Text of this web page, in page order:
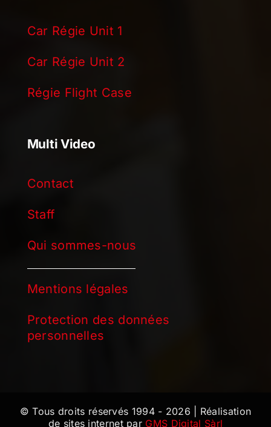
Car Régie Unit 1
Car Régie Unit 2
Régie Flight Case
Multi Video
Contact
Staff
Qui sommes-nous
Mentions légales
Protection des données
personnelles
© Tous droits réservés 1994 - 2026 | Réalisation
de sites internet par GMS Digital Sàrl